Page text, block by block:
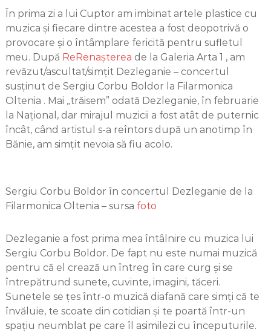
În prima zi a lui Cuptor am imbinat artele plastice cu
muzica și fiecare dintre acestea a fost deopotrivă o
provocare și o întâmplare fericită pentru sufletul
meu. După ReRenașterea de la Galeria Arta 1 , am
revăzut/ascultat/simțit Dezleganie – concertul
susținut de Sergiu Corbu Boldor la Filarmonica
Oltenia . Mai „trăisem” odată Dezleganie, în februarie
la Național, dar mirajul muzicii a fost atât de puternic
încât, când artistul s-a reîntors după un anotimp în
Bănie, am simțit nevoia să fiu acolo.
Sergiu Corbu Boldor în concertul Dezleganie de la
Filarmonica Oltenia – sursa foto
Dezleganie a fost prima mea întâlnire cu muzica lui
Sergiu Corbu Boldor. De fapt nu este numai muzică
pentru că el crează un întreg în care curg și se
întrepătrund sunete, cuvinte, imagini, tăceri.
Sunetele se țes într-o muzică diafană care simți că te
învăluie, te scoate din cotidian și te poartă într-un
spațiu neumblat pe care îl asimilezi cu începuturile.